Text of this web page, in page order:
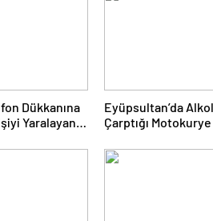
Dükkanına
Yaralayan
Eyüpsultan’da
Çarptığı Motokurye
Aileden Tepki